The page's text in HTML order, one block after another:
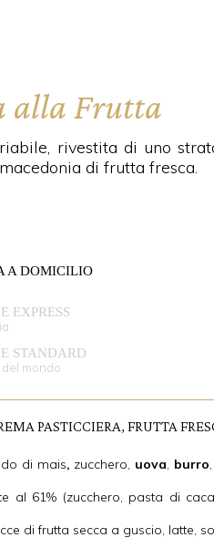
alla Frutta
rivestita di uno
di frutta fresca.
A DOMICILIO
EXPRESS
STANDARD
mondo
PASTICCIERA, FRUTTA
di mais, zucchero, uova, burro
al 61% (zucchero, pasta di
di frutta secca a guscio, latte,